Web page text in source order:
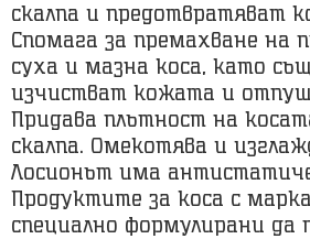
скалпа и предотвратяват
Спомага за премахване на
суха и мазна коса, като
изчистват кожата и
Придава плътност на
скалпа. Омекотява и
Лосионът има
Продуктите за коса с
специално формулирани да